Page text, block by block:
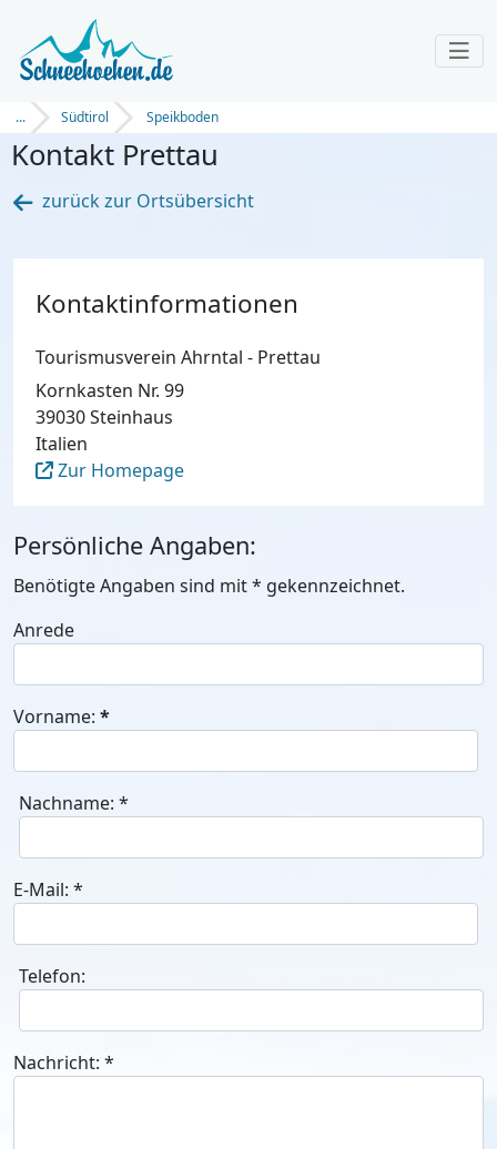
... Südtirol Speikboden
Kontakt Prettau
zurück zur Ortsübersicht
Persönliche Angaben:
Benötigte Angaben sind mit* gekennzeichnet.
Anrede
Vorname: *
Nachname: *
E-Mail: *
Telefon:
Nachricht: *
Kontaktinformationen
Tourismusverein Ahrntal - Prettau
Kornkasten Nr. 99
39030 Steinhaus
Italien
Zur Homepage